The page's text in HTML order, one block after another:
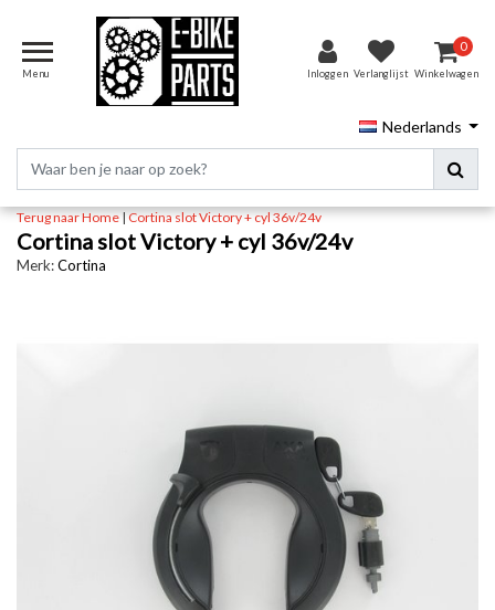
Menu Inloggen Verlanglijst
0
Winkelwagen
Nederlands
Terug naar Home|Cortina slot Victory + cyl 36v/24v
Cortina slot Victory + cyl 36v/24v
Merk:Cortina